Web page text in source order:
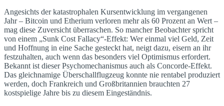
Angesichts der katastrophalen Kursentwicklung im vergangenen
Jahr – Bitcoin und Etherium verloren mehr als 60 Prozent an Wert –
mag diese Zuversicht überraschen. So mancher Beobachter spricht
von einem „Sunk Cost Fallacy“-Effekt: Wer einmal viel Geld, Zeit
und Hoffnung in eine Sache gesteckt hat, neigt dazu, eisern an ihr
festzuhalten, auch wenn das besonders viel Optimismus erfordert.
Bekannt ist dieser Psychomechanismus auch als Concorde-Effekt.
Das gleichnamige Überschallflugzeug konnte nie rentabel produziert
werden, doch Frankreich und Großbritannien brauchten 27
kostspielige Jahre bis zu diesem Eingeständnis.